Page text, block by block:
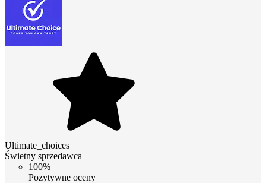
Ultimate_choices
Świetny sprzedawca
100%
Pozytywne oceny